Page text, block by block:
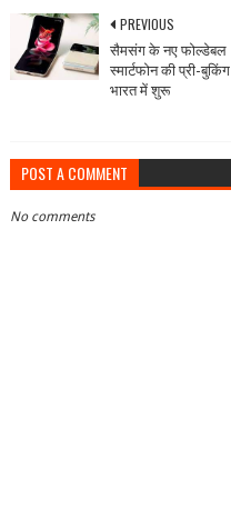
PREVIOUS
सैमसंग के नए फोल्डेबल
स्मार्टफोन की प्री-बुकिंग
भारत में शुरू
POST A COMMENT
No comments